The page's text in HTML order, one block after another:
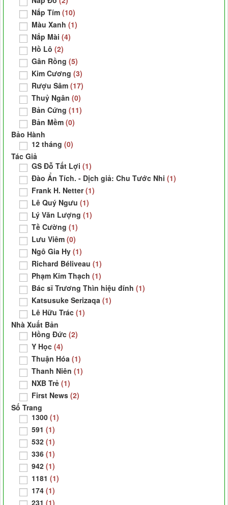
Nắp Tím (10)
Màu Xanh (1)
Nắp Mài (4)
Hồ Lô (2)
Gân Rồng (5)
Kim Cương (3)
Rượu Sâm (17)
Thuỷ Ngân (0)
Bản Cứng (11)
Bản Mềm (0)
Bảo Hành
12 tháng (0)
Tác Giả
GS Đỗ Tất Lợi (1)
Đào Ẩn Tích. - Dịch giả: Chu Tước Nhi (1)
Frank H. Netter(1)
Lê Quý Ngưu (1)
Lý Văn Lượng (1)
Tề Cường (1)
Lưu Viêm (0)
Ngô Gia Hy (1)
Richard Béliveau (1)
Phạm Kim Thạch (1)
Bác sĩ Trương Thìn hiệu đính (1)
Katsusuke Serizaqa (1)
Lê Hữu Trác (1)
Nhà Xuất Bản
Hồng Đức (2)
Y Học (4)
Thuận Hóa (1)
Thanh Niên (1)
NXB Trẻ (1)
First News (2)
Số Trang
1300 (1)
591 (1)
532 (1)
336 (1)
942 (1)
1181 (1)
174 (1)
231 (1)